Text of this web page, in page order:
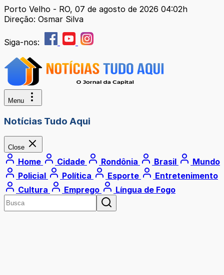
Porto Velho - RO, 07 de agosto de 2026 04:02h
Direção: Osmar Silva
Siga-nos:
Menu
Notícias Tudo Aqui
Close
Home Cidade Rondônia Brasil
Mundo
Policial
Política Esporte
Entretenimento
Cultura
Emprego Língua de Fogo